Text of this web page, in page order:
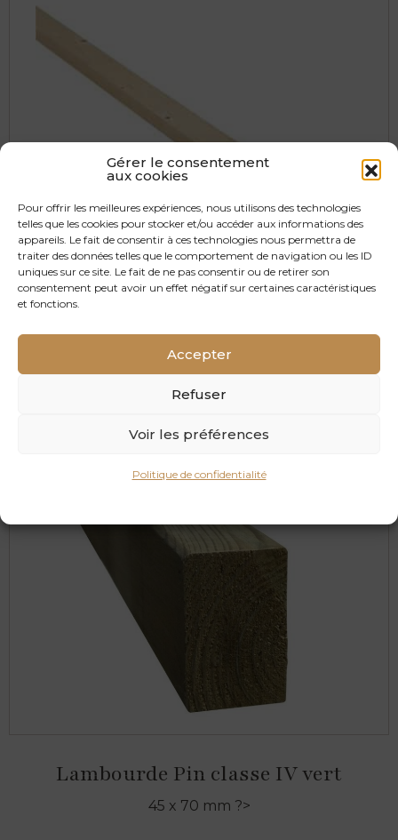
Gérer le consentement
aux cookies
Pour offrir les meilleures expériences, nous utilisons des technologies
telles que les cookies pour stocker et/ou accéder aux informations des
appareils. Le fait de consentir à ces technologies nous permettra de
traiter des données telles que le comportement de navigation ou les ID
uniques sur ce site. Le fait de ne pas consentir ou de retirer son
consentement peut avoir un effet négatif sur certaines caractéristiques
et fonctions.
Accepter
Refuser
Voir les préférences
Politique de confidentialité
Tasseaux Épicéa
24 x 48 mm ?>
Lambourde Pin classe IV vert
45 x 70 mm ?>